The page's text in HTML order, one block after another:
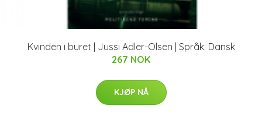
Kvinden i buret | Jussi Adler-Olsen | Språk: Dansk
267 NOK
KJØP NÅ